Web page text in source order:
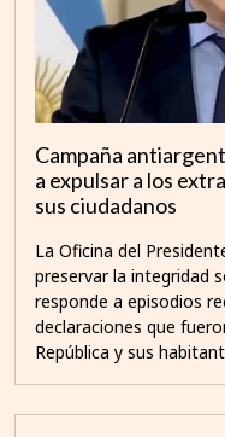
Campaña
a expulsar a los
sus ciudadanos
La Oficina del
preservar la integridad
responde a episodios
declaraciones que
República y sus